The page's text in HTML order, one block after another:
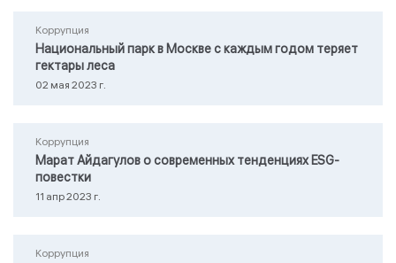
Коррупция
Национальный парк в Москве с каждым годом теряет
гектары леса
02 мая 2023 г.
Коррупция
Марат Айдагулов о современных тенденциях ESG-
повестки
11 апр 2023 г.
Коррупция